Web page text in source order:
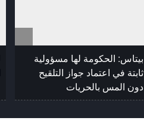
بيتاس: الحكومة لها مسؤولية
ثابتة في اعتماد جواز التلقيح
دون المس بالحريات